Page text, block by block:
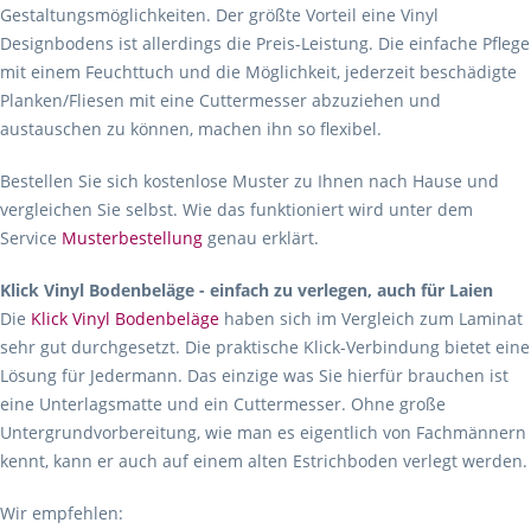
Gestaltungsmöglichkeiten. Der größte Vorteil eine Vinyl
Designbodens ist allerdings die Preis-Leistung. Die einfache Pflege
mit einem Feuchttuch und die Möglichkeit, jederzeit beschädigte
Planken/Fliesen mit eine Cuttermesser abzuziehen und
austauschen zu können, machen ihn so flexibel.
Bestellen Sie sich kostenlose Muster zu Ihnen nach Hause und
vergleichen Sie selbst. Wie das funktioniert wird unter dem
Service Musterbestellung genau erklärt.
Klick Vinyl Bodenbeläge - einfach zu verlegen, auch für Laien
Die Klick Vinyl Bodenbeläge haben sich im Vergleich zum Laminat
sehr gut durchgesetzt. Die praktische Klick-Verbindung bietet eine
Lösung für Jedermann. Das einzige was Sie hierfür brauchen ist
eine Unterlagsmatte und ein Cuttermesser. Ohne große
Untergrundvorbereitung, wie man es eigentlich von Fachmännern
kennt, kann er auch auf einem alten Estrichboden verlegt werden.
Wir empfehlen: